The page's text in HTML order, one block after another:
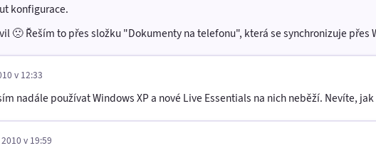
konfigurace.
🙁 Řeším to přes složku "Dokumenty na telefonu", která se synchronizuje přes
v 12:33
nadále používat Windows XP a nové Live Essentials na nich neběží. Nevíte,
v 19:59